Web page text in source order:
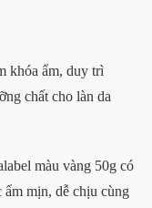
khóa ẩm, duy trì
chất cho làn da
màu vàng 50g có
ẩm mịn, dễ chịu cùng